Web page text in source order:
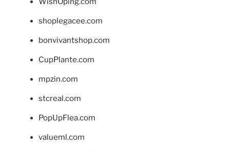
shoplegacee.com
bonvivantshop.com
CupPlante.com
mpzin.com
stcreal.com
PopUpFlea.com
valueml.com